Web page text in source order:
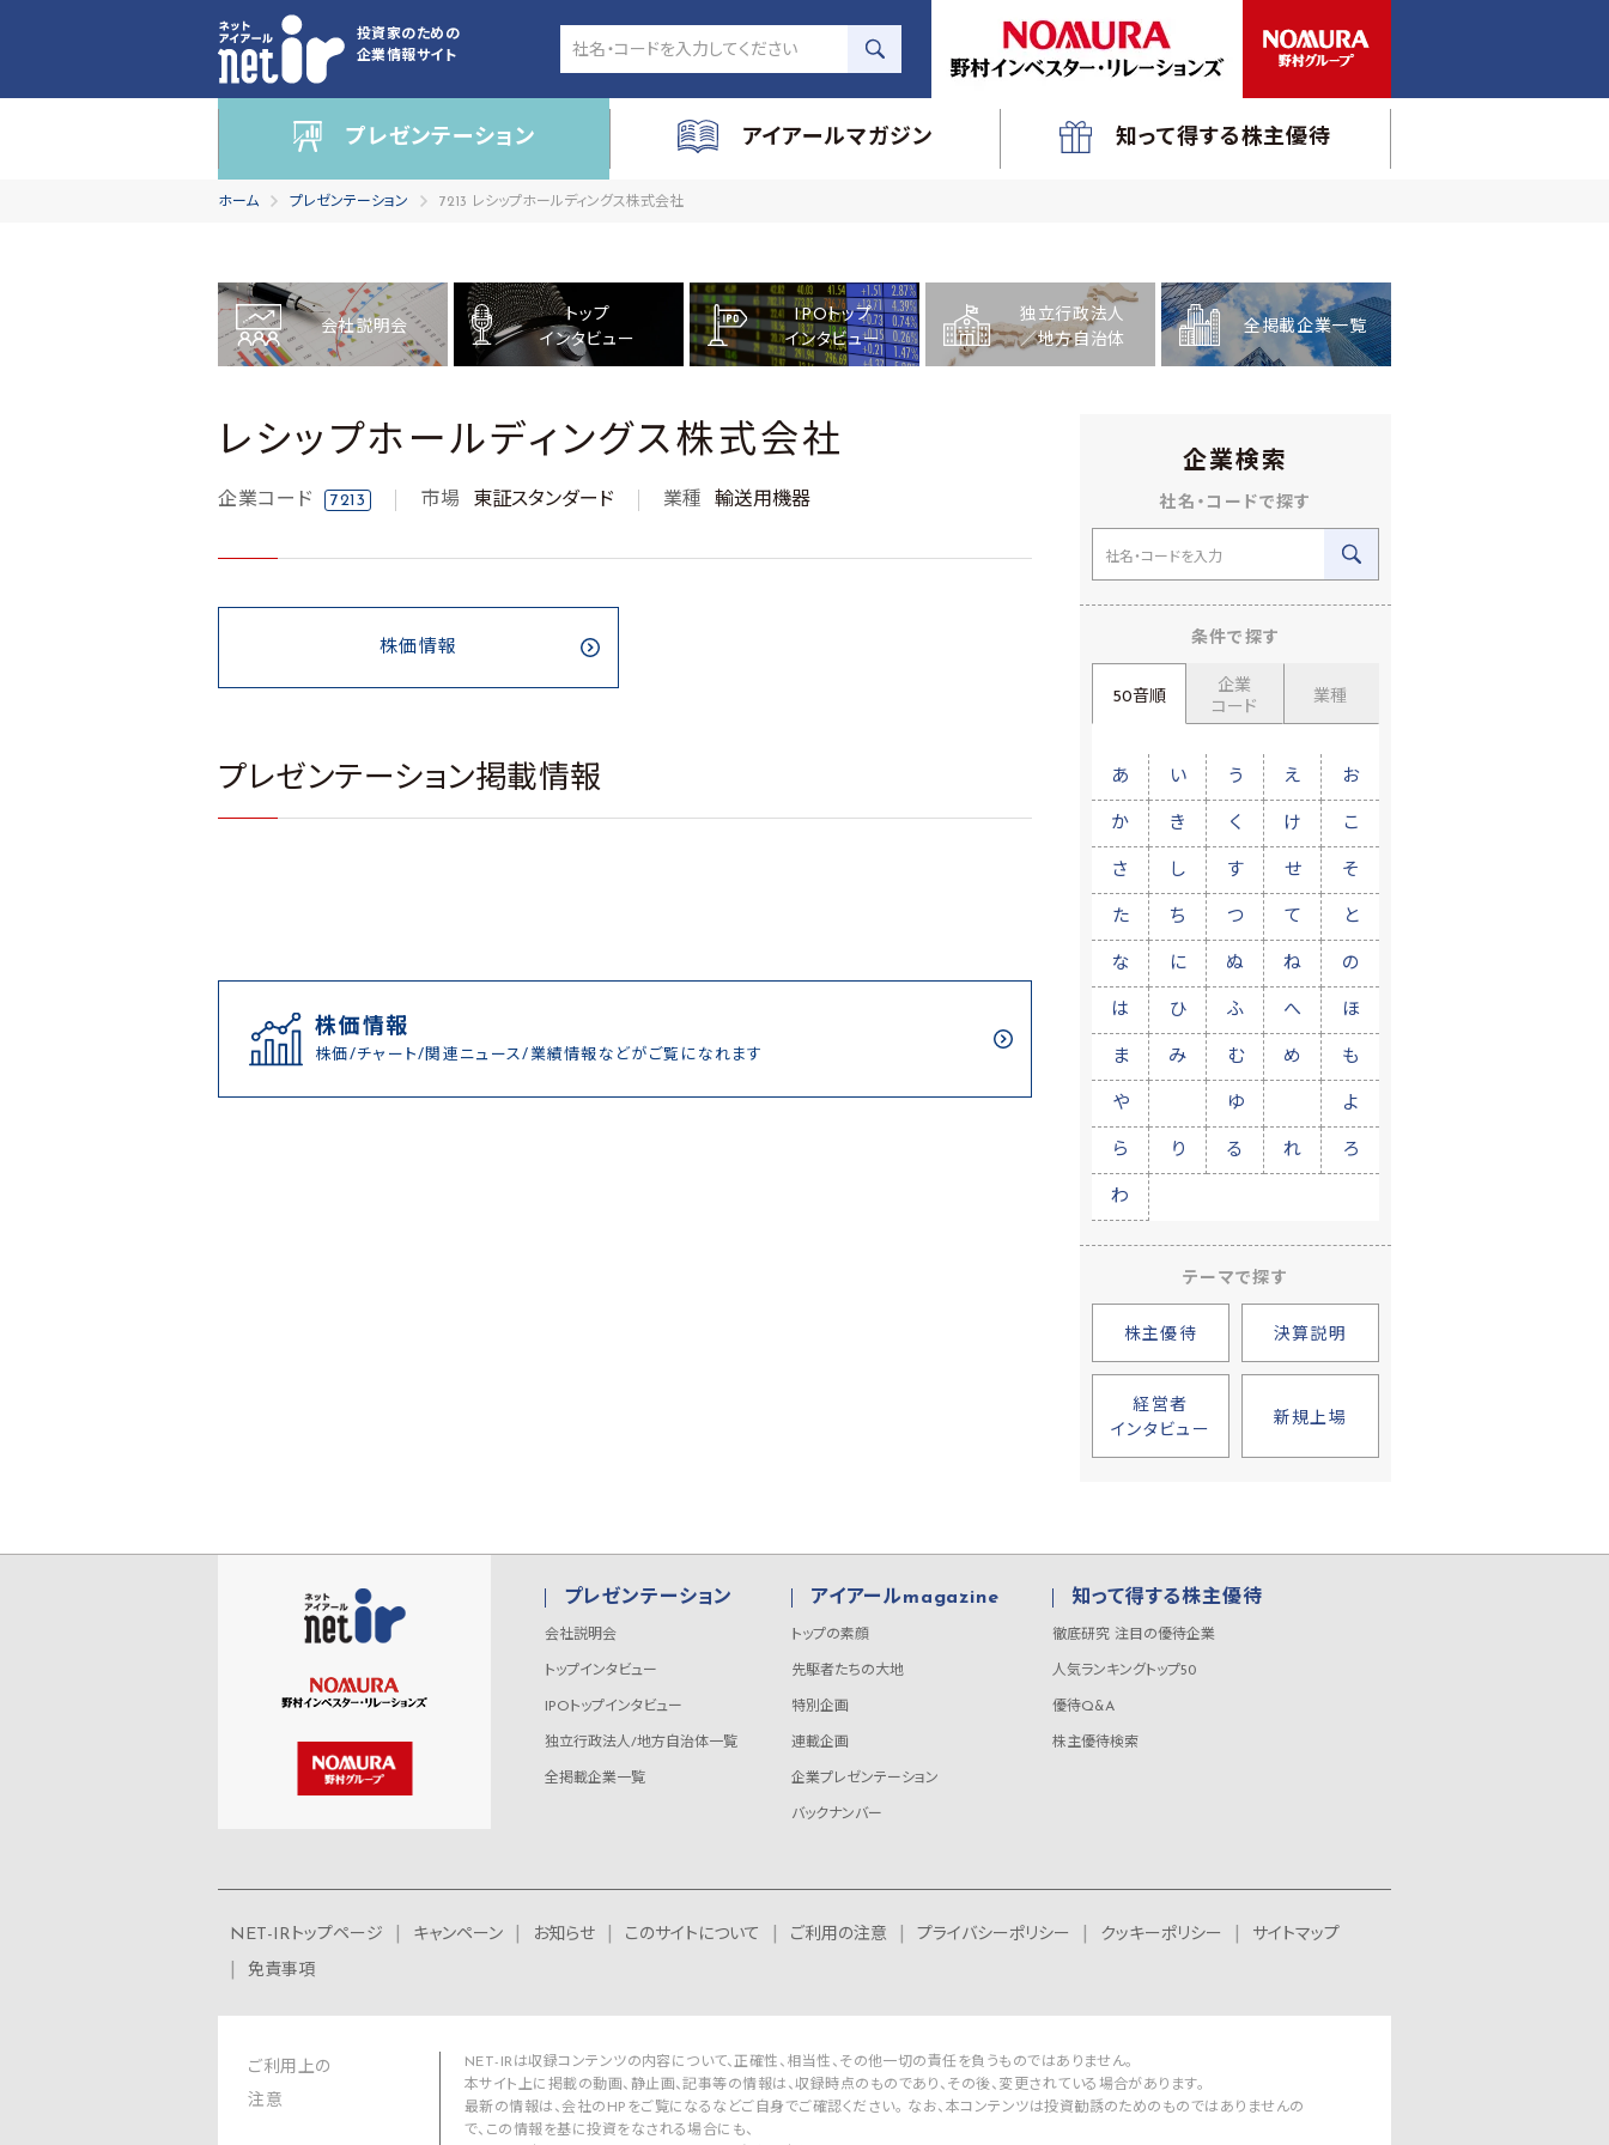
投資家のための
企業情報サイト
プレゼンテーション アイアールマガジン 知って得する株主優待
ホーム プレゼンテーション 7213 レシップホールディングス株式会社
会社説明会
トップ
インタビュー
IPOトップ
インタビュー
独立行政法人
／地方自治体
全掲載企業一覧
レシップホールディングス株式会社
企業コード 7213 市場 東証スタンダード 業種 輸送用機器
株価情報
プレゼンテーション掲載情報
株価情報
株価/チャート/関連ニュース/業績情報などがご覧になれます
企業検索
社名・コードで探す
条件で探す
50音順
企業
コード
業種
あ い う え お
か き く け こ
さ し す せ そ
た ち つ て と
な に ぬ ね の
は ひ ふ へ ほ
ま み む め も
や ゆ よ
ら り る れ ろ
わ
テーマで探す
株主優待 決算説明
経営者
インタビュー
新規上場
プレゼンテーション
会社説明会
トップインタビュー
IPOトップインタビュー
独立行政法人/地方自治体一覧
全掲載企業一覧
アイアールmagazine
トップの素顔
先駆者たちの大地
特別企画
連載企画
企業プレゼンテーション
バックナンバー
知って得する株主優待
徹底研究 注目の優待企業
人気ランキングトップ50
優待Q&A
株主優待検索
NET-IRトップページ キャンペーン お知らせ このサイトについて ご利用の注意 プライバシーポリシー クッキーポリシー
サイトマップ
免責事項
ご利用上の
注意
NET-IRは収録コンテンツの内容について、正確性、相当性、その他一切の責任を負うものではありません。
本サイト上に掲載の動画、静止画、記事等の情報は、収録時点のものであり、その後、変更されている場合があります。
最新の情報は、会社のHPをご覧になるなどご自身でご確認ください。 なお、本コンテンツは投資勧誘のためのものではありませんの
で、この情報を基に投資をなされる場合にも、